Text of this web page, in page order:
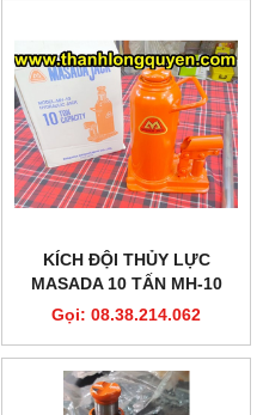
KÍCH ĐỘI THỦY LỰC
MASADA 10 TẤN MH-10
Gọi: 08.38.214.062